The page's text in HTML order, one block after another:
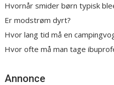
Hvornår smider børn typisk
Er modstrøm dyrt?
Hvor lang tid må en
Hvor ofte må man tage
Annonce